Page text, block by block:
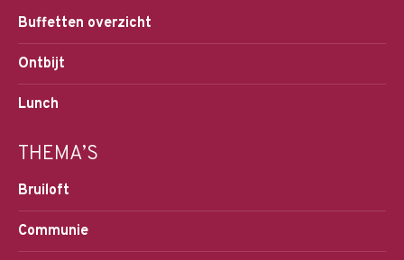
Buffetten overzicht
Ontbijt
Lunch
THEMA’S
Bruiloft
Communie